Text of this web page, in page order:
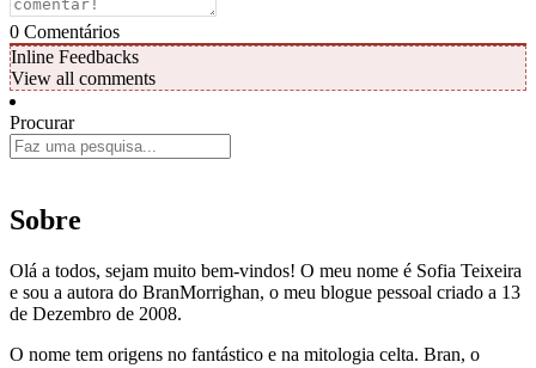
0 Comentários
Inline Feedbacks
View all comments
Procurar
Sobre
Olá a todos, sejam muito bem-vindos! O meu nome é Sofia Teixeira
e sou a autora do BranMorrighan, o meu blogue pessoal criado a 13
de Dezembro de 2008.
O nome tem origens no fantástico e na mitologia celta. Bran, o